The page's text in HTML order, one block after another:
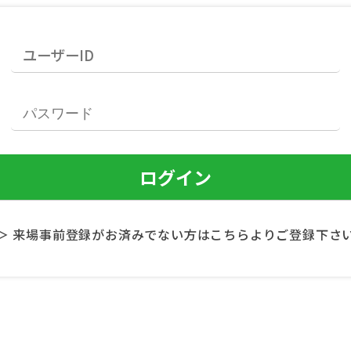
来場事前登録がお済みでない方はこちらよりご登録下さ